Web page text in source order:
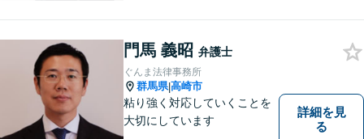
い合わせください。
門馬 義昭 弁護士
ぐんま法律事務所
群馬県|高崎市
粘り強く対応していくことを
大切にしています
詳細を見
る